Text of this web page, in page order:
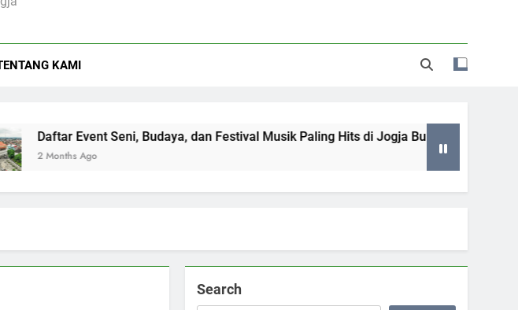
KAMI
Daftar Event Seni, Budaya, dan Festival Musik Paling Hits di Jogja Bulan Juni hingga Juli
2 Months Ago
Search